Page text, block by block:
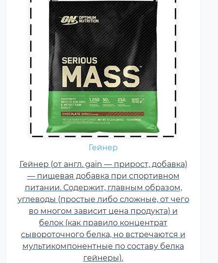
Гейнер
Гейнер (от англ. gain — прирост, добавка)
— пищевая добавка при спортивном
питании. Содержит, главным образом,
углеводы (простые либо сложные, от чего
во многом зависит цена продукта) и
белок (как правило концентрат
сывороточного белка, но встречаются и
мультикомпонентные по составу белка
гейнеры).
Креатин – спортивная добавка,
используемая в силовых видах
спорта, фитнесе, а также видах
спорта связанных с
динамической нагрузкой или
силовой выносливостью. Это
кислота, синтезируемая в
организме человека в
скелетных мышцах.